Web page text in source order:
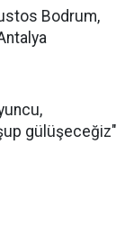
Bodrum,
gülüşeceğiz"